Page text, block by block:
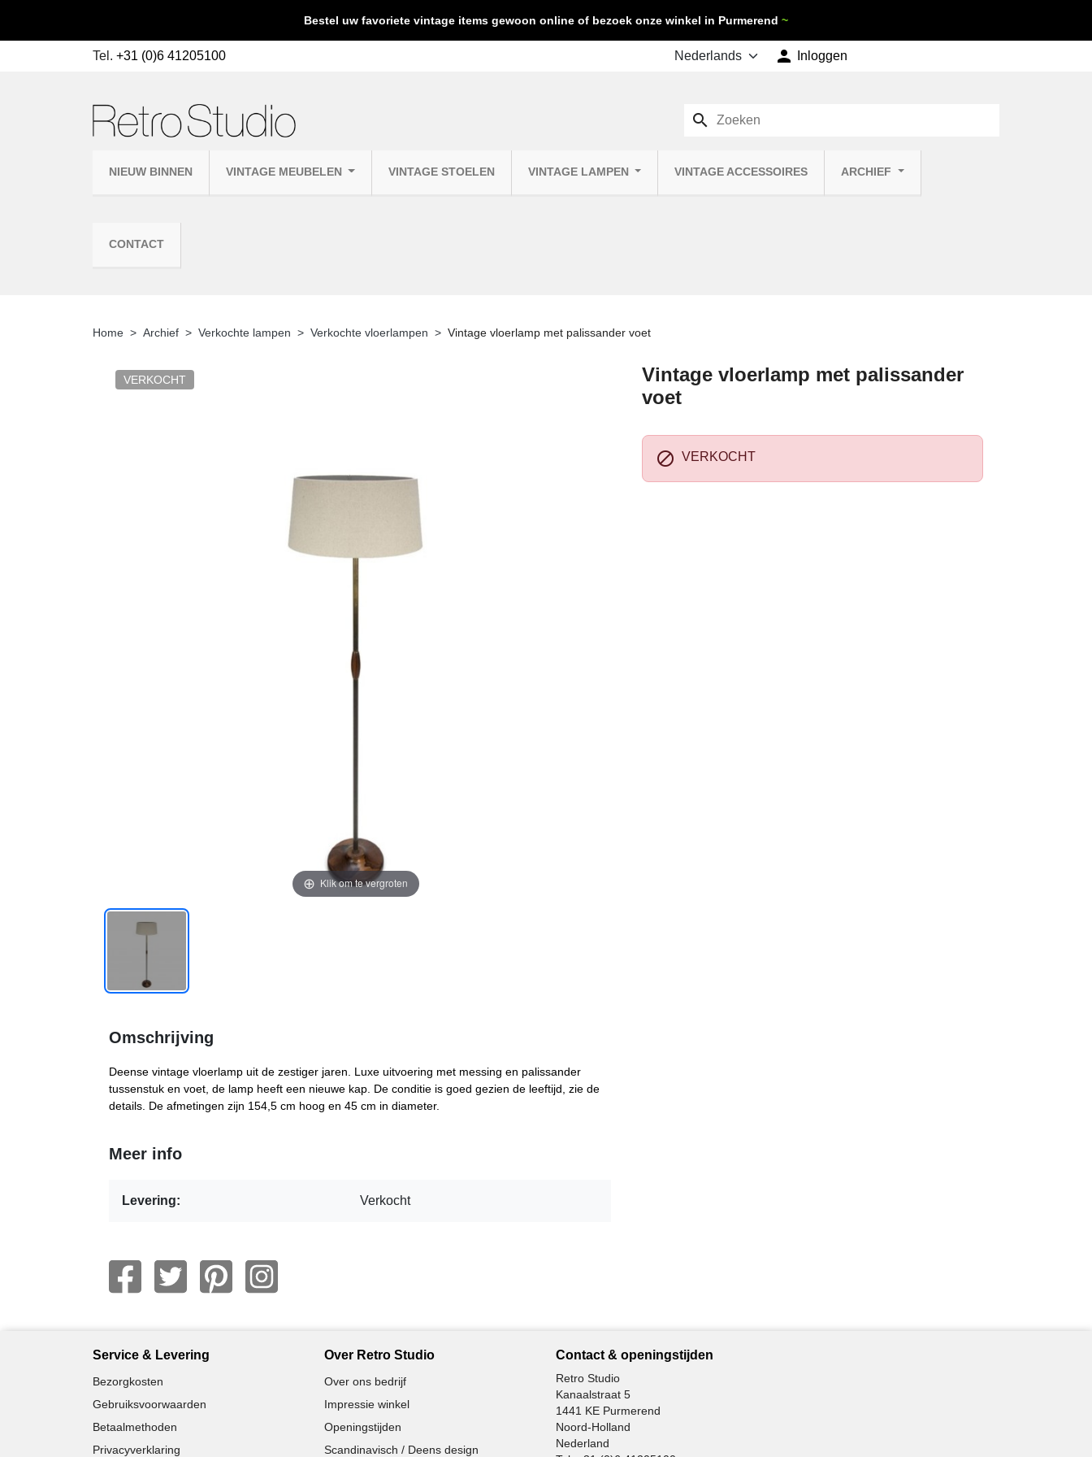
Bestel uw favoriete vintage items gewoon online of bezoek onze winkel in Purmerend ~
Tel. +31 (0)6 41205100  Inloggen
NIEUW BINNEN VINTAGE MEUBELEN VINTAGE STOELEN VINTAGE LAMPEN VINTAGE ACCESSOIRES ARCHIEF
CONTACT
search
Home Archief Verkochte lampen Verkochte vloerlampen Vintage vloerlamp met palissander voet
VERKOCHT
Klik om te vergroten
Vintage vloerlamp met palissander
voet
 VERKOCHT
Omschrijving
Deense vintage vloerlamp uit de zestiger jaren. Luxe uitvoering met messing en palissander
tussenstuk en voet, de lamp heeft een nieuwe kap. De conditie is goed gezien de leeftijd, zie de
details. De afmetingen zijn 154,5 cm hoog en 45 cm in diameter.
Meer info
Levering: Verkocht
Service & Levering
Bezorgkosten
Gebruiksvoorwaarden
Betaalmethoden
Privacyverklaring
Over Retro Studio
Over ons bedrijf
Impressie winkel
Openingstijden
Scandinavisch / Deens design
Contact & openingstijden
Retro Studio
Kanaalstraat 5
1441 KE Purmerend
Noord-Holland
Nederland